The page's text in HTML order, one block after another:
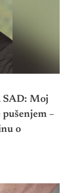
SAD: Moj
–
o